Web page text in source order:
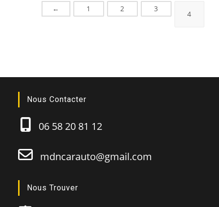
← 1 2 3
4
Nous Contacter
06 58 20 81 12
mdncarauto@gmail.com
Nous Trouver